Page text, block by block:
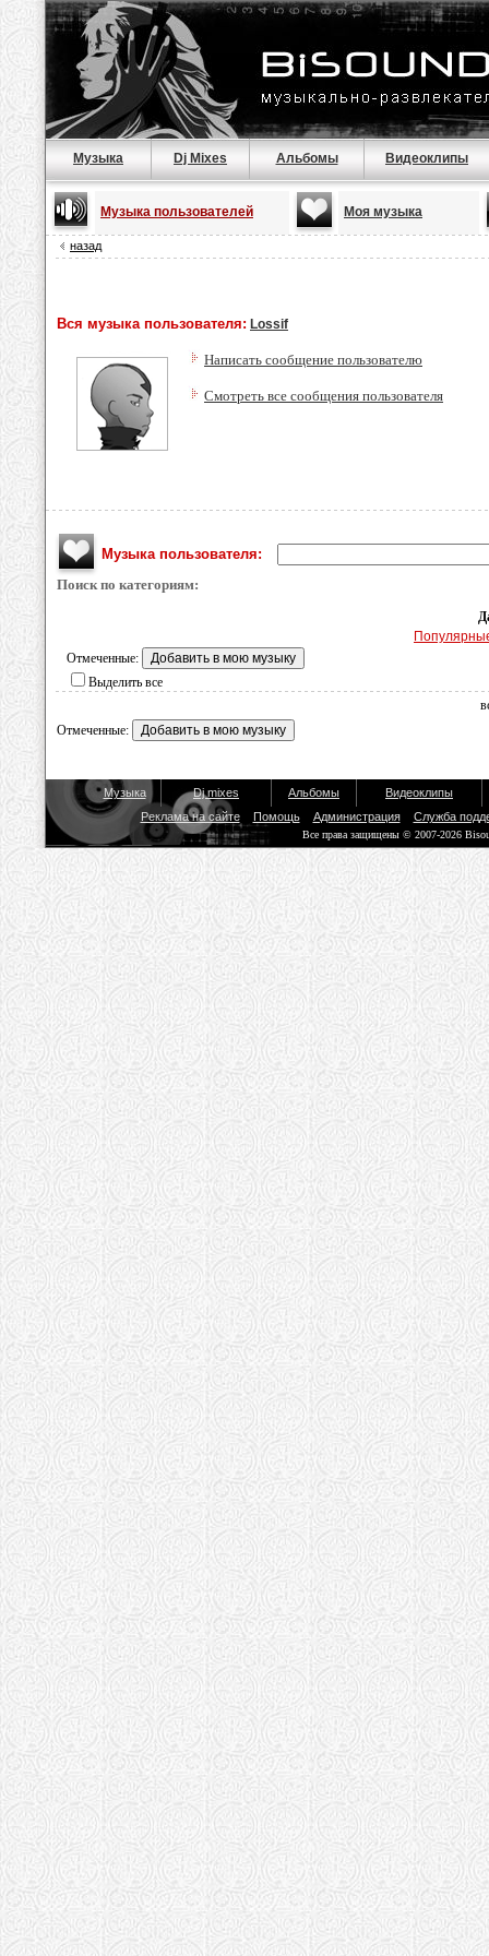
Музыка Dj Mixes Альбомы Видеоклипы
Музыка пользователей Моя музыка
назад
Вся музыка пользователя: Lossif
Написать сообщение пользователю
Смотреть все сообщения пользователя
Музыка пользователя:
Поиск по категориям:
Отмеченные:
Выделить все
Отмеченные:
Музыка Dj mixes Альбомы
Видеоклипы
Реклама на сайте
Помощь Администрация Служба
Все права защищены © 2007-2026